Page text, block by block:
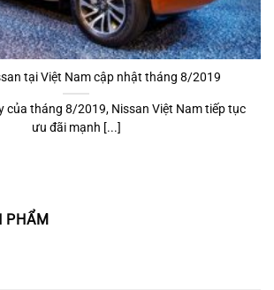
PHẨM
tại Việt Nam cập nhật tháng 8/2019
của tháng 8/2019, Nissan Việt Nam tiếp tục
ưu đãi mạnh [...]